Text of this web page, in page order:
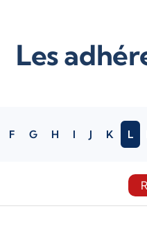
Les
F G H I J K L